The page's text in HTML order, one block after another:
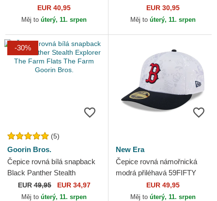
Outdoor Graphic New Era
EUR 40,95
Měj to úterý, 11. srpen
9FIFTY Dino New Era
EUR 30,95
Měj to úterý, 11. srpen
-30%
(5)
Goorin Bros.
Čepice rovná bílá snapback
Black Panther Stealth
Explorer The Farm Flats The
Farm Goorin Bros.
EUR49,95 EUR 34,97
Měj to úterý, 11. srpen
New Era
Čepice rovná námořnická
modrá přiléhavá 59FIFTY
Day Low Profile Boston Red
Sox MLB New Era
EUR 49,95
Měj to úterý, 11. srpen